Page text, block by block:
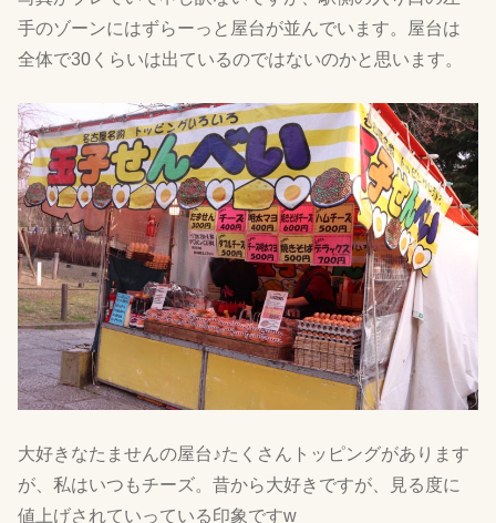
手のゾーンにはずらーっと屋台が並んでいます。屋台は
全体で30くらいは出ているのではないのかと思います。
大好きなたませんの屋台♪たくさんトッピングがあります
が、私はいつもチーズ。昔から大好きですが、見る度に
値上げされていっている印象ですw